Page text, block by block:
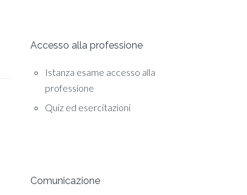
Accesso alla professione
Istanza esame accesso alla
professione
Quiz ed esercitazioni
Comunicazione